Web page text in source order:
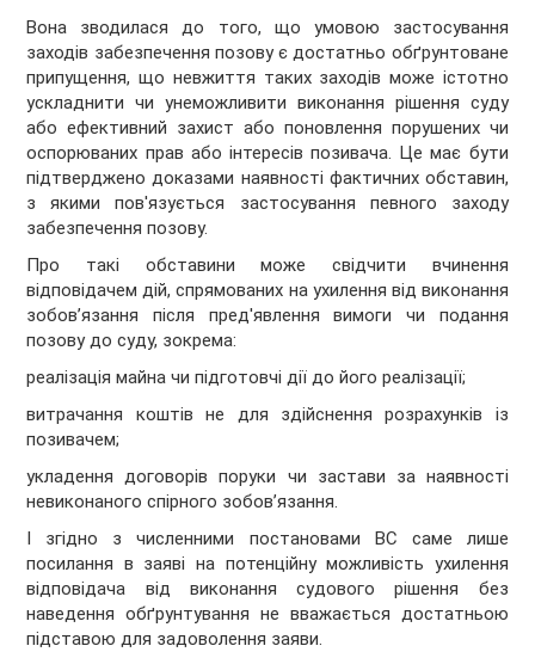
Вона зводилася до того, що умовою застосування
заходів забезпечення позову є достатньо обґрунтоване
припущення, що невжиття таких заходів може істотно
ускладнити чи унеможливити виконання рішення суду
або ефективний захист або поновлення порушених чи
оспорюваних прав або інтересів позивача. Це має бути
підтверджено доказами наявності фактичних обставин,
з якими пов'язується застосування певного заходу
забезпечення позову.
Про такі обставини може свідчити вчинення
відповідачем дій, спрямованих на ухилення від виконання
зобов’язання після пред'явлення вимоги чи подання
позову до суду, зокрема:
реалізація майна чи підготовчі дії до його реалізації;
витрачання коштів не для здійснення розрахунків із
позивачем;
укладення договорів поруки чи застави за наявності
невиконаного спірного зобов’язання.
І згідно з численними постановами ВС саме лише
посилання в заяві на потенційну можливість ухилення
відповідача від виконання судового рішення без
наведення обґрунтування не вважається достатньою
підставою для задоволення заяви.